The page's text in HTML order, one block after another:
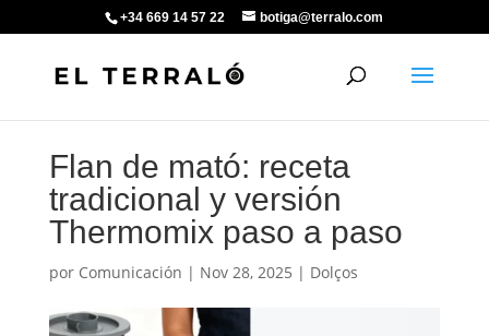
+34 669 14 57 22 botiga@terralo.com
Flan de mató: receta
tradicional y versión
Thermomix paso a paso
por Comunicación | Nov 28, 2025 | Dolços